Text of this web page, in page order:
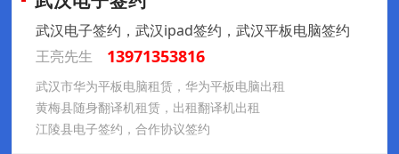
武汉电子签约，武汉ipad签约，武汉平板电脑签约
王亮先生
13971353816
武汉市华为平板电脑租赁，华为平板电脑出租
黄梅县随身翻译机租赁，出租翻译机出租
江陵县电子签约，合作协议签约